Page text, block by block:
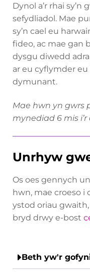
Dynol a’r rhai
sefydliadol. Mae
sy’n cael eu
fideo, ac mae gan
dysgu diwedd
ar eu cyflymder
dymunant.
Mae hwn yn gwrs
mynediad 6 mis i’r
Unrhyw
Os oes gennych
hwn, mae croeso i
ystod oriau gwaith,
bryd drwy e-bost
Beth yw'r